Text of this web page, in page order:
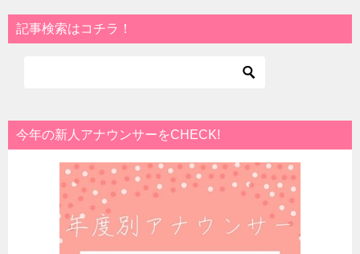
記事検索はコチラ！
今年の新人アナウンサーをCHECK!